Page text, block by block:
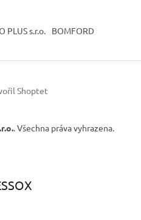
PLUS s.r.o. BOMFORD
Shoptet
. Všechna práva vyhrazena.